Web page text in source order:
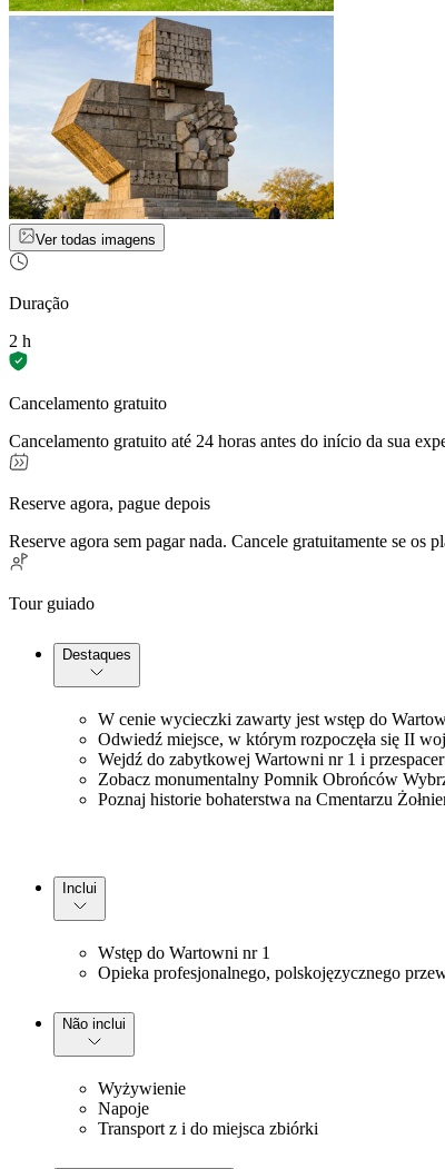
Ver todas imagens
Duração
2 h
Cancelamento gratuito
Cancelamento gratuito até 24 horas antes do início da sua
Reserve agora, pague depois
Reserve agora sem pagar nada. Cancele gratuitamente se os
Tour guiado
Destaques
W cenie wycieczki zawarty jest wstęp do
Odwiedź miejsce, w którym rozpoczęła się II
Wejdź do zabytkowej Wartowni nr 1 i
Zobacz monumentalny Pomnik Obrońców
Poznaj historie bohaterstwa na Cmentarzu
Inclui
Wstęp do Wartowni nr 1
Opieka profesjonalnego, polskojęzycznego
Não inclui
Wyżywienie
Napoje
Transport z i do miejsca zbiórki